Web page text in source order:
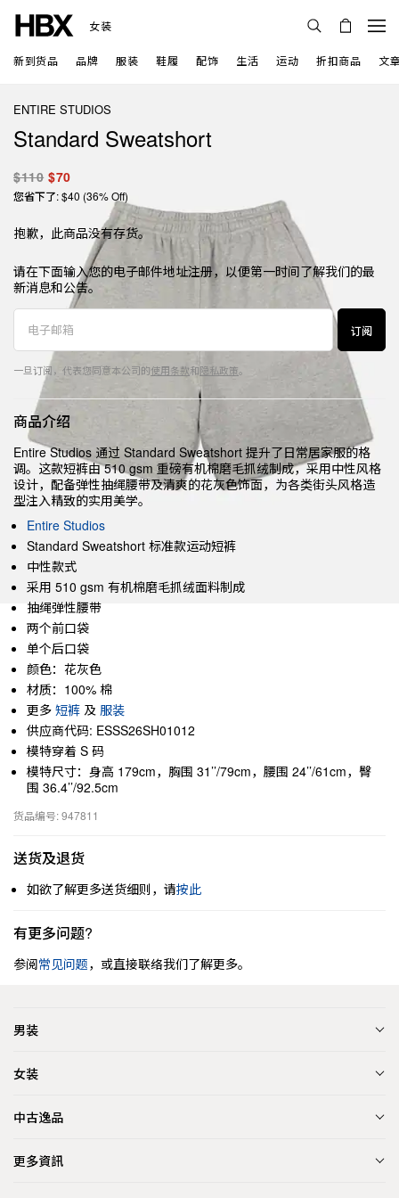
女装
新到货品 品牌 服装 鞋履 配饰 生活 运动 折扣商品 文
ENTIRE STUDIOS
Standard Sweatshort
$110 $70
您省下了: $40 (36% Off)
抱歉，此商品没有存货。
请在下面输入您的电子邮件地址注册，以便第一时间了解我们的最
新消息和公告。
订阅
一旦订阅，代表您同意本公司的使用条款和隐私政策。
商品介绍
Entire Studios 通过 Standard Sweatshort 提升了日常居家服的格
调。这款短裤由 510 gsm 重磅有机棉磨毛抓绒制成，采用中性风格
设计，配备弹性抽绳腰带及清爽的花灰色饰面，为各类街头风格造
型注入精致的实用美学。
Entire Studios
Standard Sweatshort 标准款运动短裤
中性款式
采用 510 gsm 有机棉磨毛抓绒面料制成
抽绳弹性腰带
两个前口袋
单个后口袋
颜色：花灰色
材质：100% 棉
更多 短裤 及 服装
供应商代码: ESSS26SH01012
模特穿着 S 码
模特尺寸：身高 179cm，胸围 31’’/79cm，腰围 24’’/61cm，臀
围 36.4’’/92.5cm
货品编号: 947811
送货及退货
如欲了解更多送货细则，请按此
有更多问题?
参阅常见问题，或直接联络我们了解更多。
男装
女装
中古逸品
更多資訊